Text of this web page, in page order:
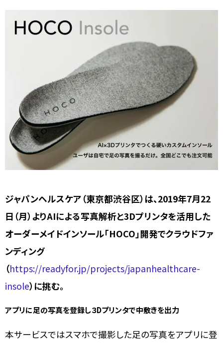
ジャパンヘルスケア（東京都渋谷区）は、2019年7月22
日（月）よりAIによる写真解析と3Dプリンタを活用した
オーダーメイドインソール「HOCO」開発でクラウドファ
ンディング
（https://readyfor.jp/projects/japanhealthcare-
insole）に挑む。
アプリに足の写真を登録し３Dプリンタで中敷きを出力
本サービスではスマホで撮影した足の写真をアプリに登